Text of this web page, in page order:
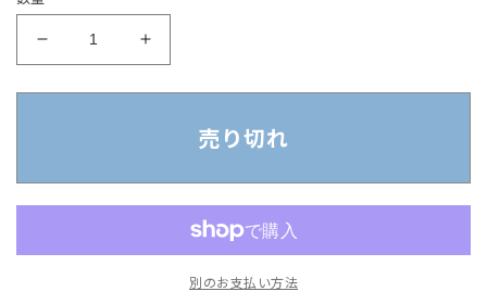
ラ
バ
ン
【中
ラ
バ
ン
売り切れ
別のお支払い方法